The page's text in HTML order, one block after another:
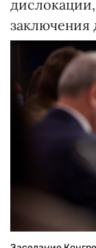
заключения